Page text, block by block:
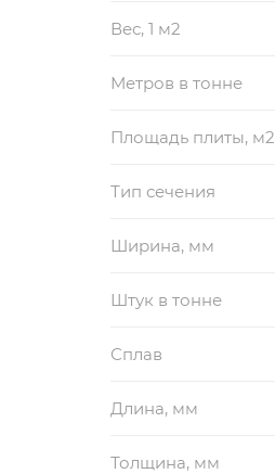
Вес, 1 м2
Метров в тонне
Площадь плиты, м2
Тип сечения
Ширина, мм
Штук в тонне
Сплав
Длина, мм
Толщина, мм